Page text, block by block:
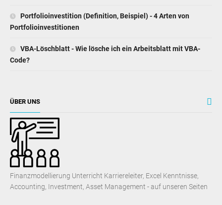
Portfolioinvestition (Definition, Beispiel) - 4 Arten von
Portfolioinvestitionen
VBA-Löschblatt - Wie lösche ich ein Arbeitsblatt mit VBA-
Code?
ÜBER UNS
Finanzmodellierung Unterricht Karriereleiter, Excel Kenntnisse,
Accounting, Investment, Asset Management - auf unseren Seiten